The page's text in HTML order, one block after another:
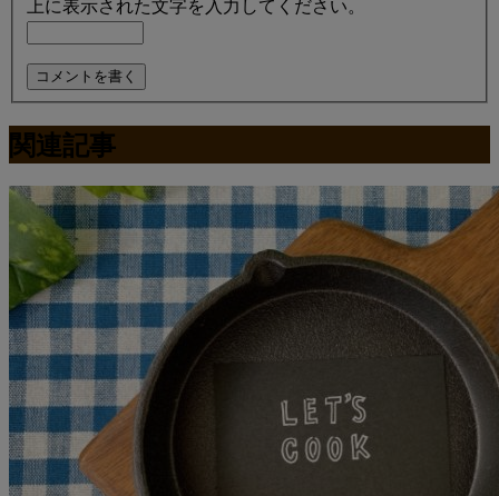
上に表示された文字を入力してください。
関連記事